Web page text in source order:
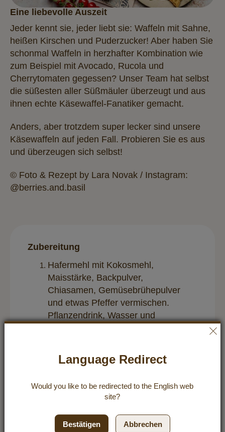
Eine liebevolle Auszeit
Jeder kennt sie, jeder liebt sie: Waffeln mit Sahne,
heißen Kirschen und Puderzucker! Aber haben Sie
schonmal Waffeln in herzhafter Kombination wie
zum Beispiel mit Avocado, Rucola und
Cherrytomaten gegessen? Unser Team hat selbst
die süßesten aller Süßmäuler überzeugt und aus
ihnen echte Käsewaffel-Fanatiker gemacht.
Anders, aber trotzdem super lecker sind unsere
Käsewaffeln auf jeden Fall. Probieren Sie es aus
und überzeugen sich selbst!
© Foto & Rezept by Lara Novak / Instagram:
@berries.and.basil
Zubereitung
Hafermehl mit Kokosmehl,
Maisstärke, Backpulver,
Chiasamen, Gemüsebrühepulver
und etwas Pfeffer vermischen.
Pflanzendrink, Wasser und
Eine Handvoll frische Petersilie fein
hacken und mit dem Streukäse unter
Waffeleisen vorheizen, mit etwas
goldbraune Waffeln aus dem Teig
Language Redirect
Would you like to be redirected to the English web
site?
Bestätigen Abbrechen